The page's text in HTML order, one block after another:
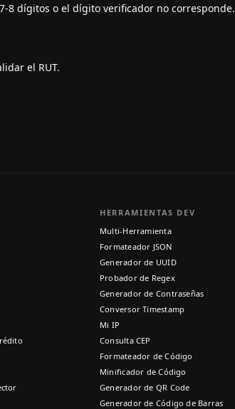
8 dígitos o el dígito verificador no corresponde.
el RUT.
HERRAMIENTAS DEV
Multi-Herramienta
Formateador JSON
Generador de UUID
Probador de Regex
Generador de Contraseñas
Conversor Timestamp
Mi IP
Consulta CEP
Formateador de Código
Minificador de Código
Generador de QR Code
Generador de Código de Barras